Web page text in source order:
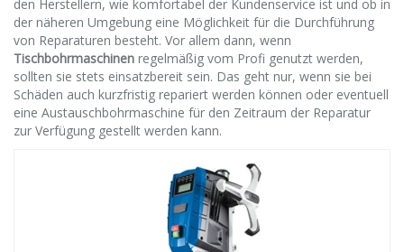
den Herstellern, wie komfortabel der Kundenservice ist und ob in
der näheren Umgebung eine Möglichkeit für die Durchführung
von Reparaturen besteht. Vor allem dann, wenn
Tischbohrmaschinen regelmäßig vom Profi genutzt werden,
sollten sie stets einsatzbereit sein. Das geht nur, wenn sie bei
Schäden auch kurzfristig repariert werden können oder eventuell
eine Austauschbohrmaschine für den Zeitraum der Reparatur
zur Verfügung gestellt werden kann.